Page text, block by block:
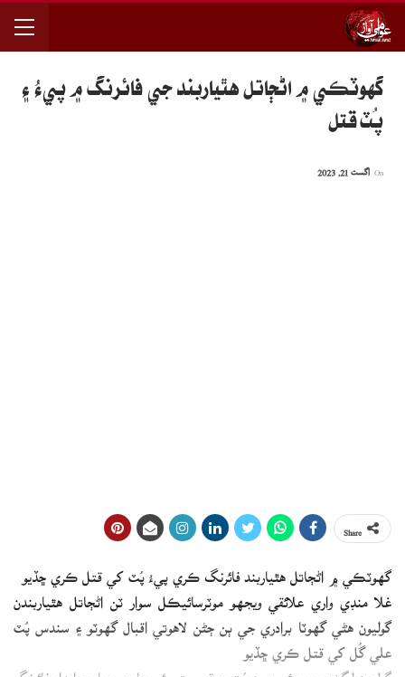
گهوٽڪي ۾ اڻڄاتل هٿياربند جي فائرنگ ۾ پيءُ ۽
پُٽ قتل
اگست 21, 2023
گهوٽڪي ۾ اڻڄاتل هٿياربند فائرنگ ڪري پيءُ پُٽ کي قتل ڪري ڇڏيو
غلا منڊي واري علائقي ويجهو موٽرسائيڪل سوار ٽن اڻڄاتل هٿياربندن
گوليون هڻي گهوٽا برادري جي ٻن ڄڻن لاهوتي اقبال گهوٽو ۽ سندس پُٽ
علي گُل کي قتل ڪري ڇڏيو
گوليون لڳڻ سبب ٻئي پيءُ پُٽ موقعي تي ئي مارجي ويا، جوابدار فائرنگ